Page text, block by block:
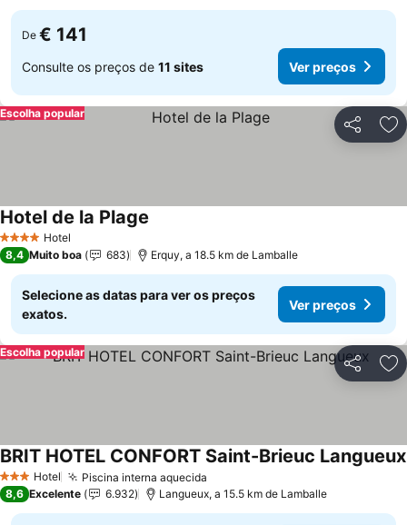
De € 141
Consulte os preços de 11 sites Ver preços
Partilhar
Escolha popular
4 EstrelasHotel
Hotel de la Plage
8,4 Muito boa 683 Erquy, a 18.5 km de Lamballe
Selecione as datas para ver os preços
exatos.
Ver preços
Partilhar
Escolha popular
3 EstrelasHotel Piscina interna aquecida
BRIT HOTEL CONFORT Saint-Brieuc Langueux
8,6 Excelente 6.932 Langueux, a 15.5 km de Lamballe